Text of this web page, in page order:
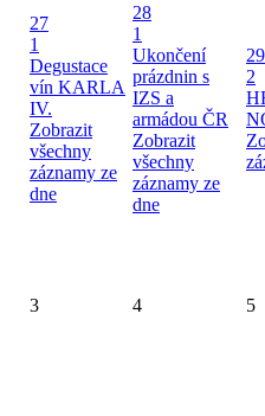
27
1
Degustace
vín KARLA
IV.
Zobrazit
všechny
záznamy ze
dne
28
1
Ukončení
prázdnin s
IZS a
armádou ČR
Zobrazit
všechny
záznamy ze
dne
29
2
3 4 5